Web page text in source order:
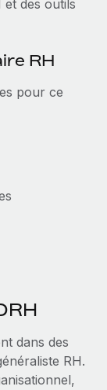
et des outils
RH
pour ce
dans des
RH.